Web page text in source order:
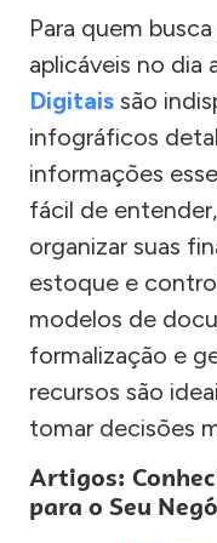
Para quem
aplicáveis no dia
Digitais são
infográficos
informações
fácil de
organizar suas
estoque e
modelos de
formalização e
recursos são
tomar decisões
Artigos:
para o Seu